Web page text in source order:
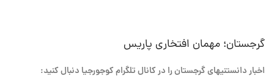
گرجستان؛ مهمان افتخاری پاریس
اخبار دانستنیهای گرجستان را در کانال تلگرام کوجورجیا دنبال کنید: